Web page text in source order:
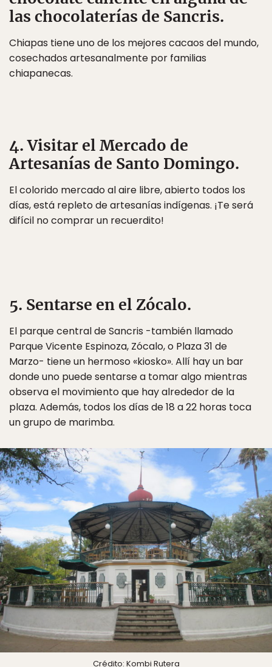
las chocolaterías de Sancris.
Chiapas tiene uno de los mejores cacaos del mundo,
cosechados artesanalmente por familias
chiapanecas.
4. Visitar el Mercado de
Artesanías de Santo Domingo.
El colorido mercado al aire libre, abierto todos los
días, está repleto de artesanías indígenas. ¡Te será
difícil no comprar un recuerdito!
5. Sentarse en el Zócalo.
El parque central de Sancris -también llamado
Parque Vicente Espinoza, Zócalo, o Plaza 31 de
Marzo- tiene un hermoso «kiosko». Allí hay un bar
donde uno puede sentarse a tomar algo mientras
observa el movimiento que hay alrededor de la
plaza. Además, todos los días de 18 a 22 horas toca
un grupo de marimba.
Crédito: Kombi Rutera